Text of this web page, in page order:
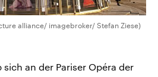
alliance/ imagebroker/ Stefan Ziese)
sich an der Pariser Opéra der